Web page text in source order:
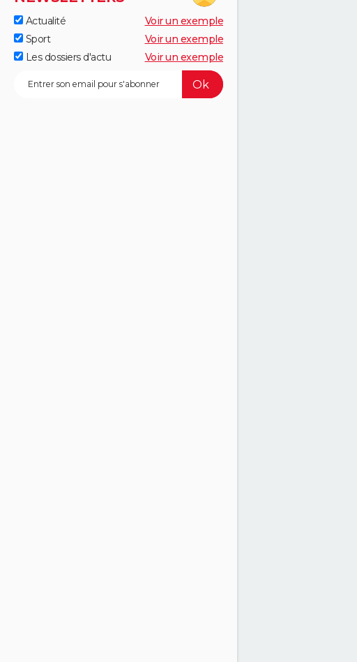
Actualité
Voir un exemple
Sport
Voir un exemple
Les dossiers d'actu
Voir un exemple